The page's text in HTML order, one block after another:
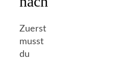
Zuerst
musst
du